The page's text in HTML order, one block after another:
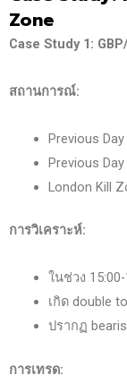
Zone
Case Study 1:
สถานการณ์:
Previous
Previous
London Kill
การวิเคราะห์:
ในช่วง
เกิด double
ปรากฏ
การเทรด: